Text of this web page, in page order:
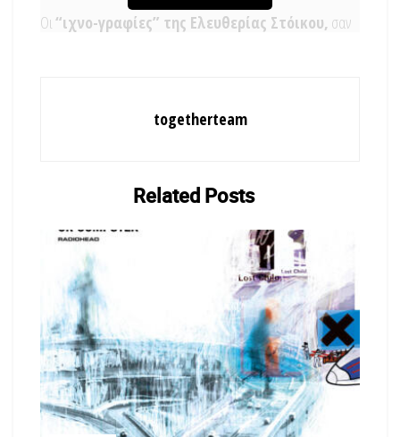
Οι “ιχνο-γραφίες” της Ελευθερίας Στόικου, σαν
για την απεραντοσύνη που κρύβεται και στις ελάχιστες δομές.
αντιλαμβανόμαστε ως γκρίζα περιοχή.
togetherteam
RelatedPosts